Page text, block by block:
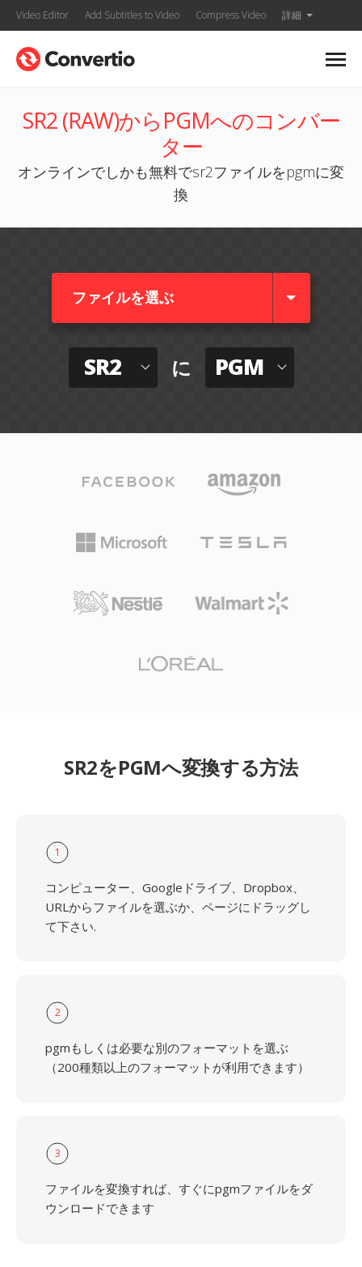
Video Editor Add Subtitles to Video Compress Video 詳細
SR2 (RAW)からPGMへのコンバー
ター
オンラインでしかも無料でsr2ファイルをpgmに変
換
ファイルを選ぶ
SR2 に PGM
SR2をPGMへ変換する方法
1
コンピューター、Googleドライブ、Dropbox、
URLからファイルを選ぶか、ページにドラッグし
て下さい.
2
pgmもしくは必要な別のフォーマットを選ぶ
（200種類以上のフォーマットが利用できます）
3
ファイルを変換すれば、すぐにpgmファイルをダ
ウンロードできます